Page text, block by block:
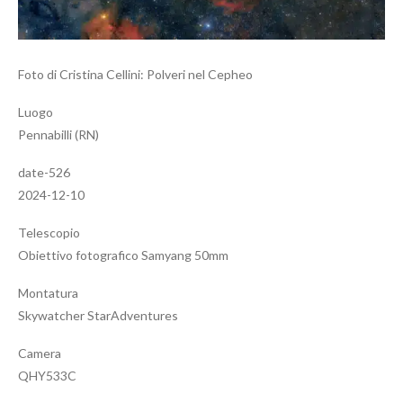
Foto di Cristina Cellini: Polveri nel Cepheo
Luogo
Pennabilli (RN)
date-526
2024-12-10
Telescopio
Obiettivo fotografico Samyang 50mm
Montatura
Skywatcher StarAdventures
Camera
QHY533C